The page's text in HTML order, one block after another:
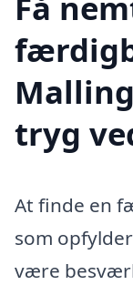
tryg
At finde en
som
være